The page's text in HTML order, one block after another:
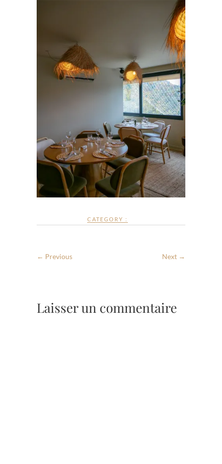
CATEGORY :
← Previous Next →
Laisser un commentaire